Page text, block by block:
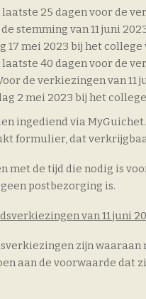
laatste 25 dagen voor de
stemming van 11 juni
17 mei 2023 bij het
laatste 40 dagen voor de
de verkiezingen van 11
2 mei 2023 bij het
ingediend via
formulier, dat
met de tijd die nodig is
postbezorging is.
van 11 juni
zijn
aan de voorwaarde dat